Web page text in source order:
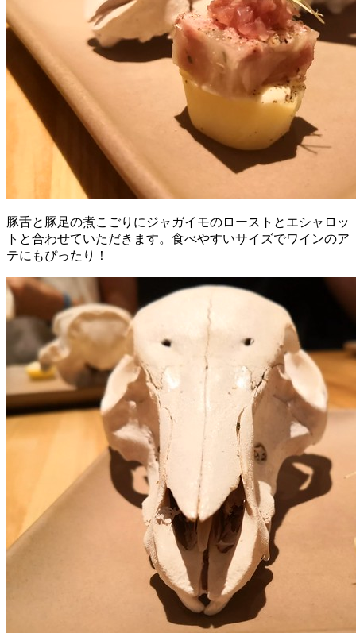
豚舌と豚足の煮こごりにジャガイモのローストとエシャロッ
トと合わせていただきます。食べやすいサイズでワインのア
テにもぴったり！